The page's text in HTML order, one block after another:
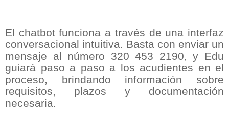
El chatbot funciona a través de una interfaz
conversacional intuitiva. Basta con enviar un
mensaje al número 320 453 2190, y Edu
guiará paso a paso a los acudientes en el
proceso, brindando información sobre
requisitos, plazos y documentación
necesaria.